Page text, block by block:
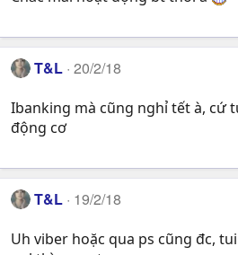
T&L 20/2/18
Ibanking mà cũng nghỉ tết à, cứ
động cơ
T&L 19/2/18
Uh viber hoặc qua ps cũng đc,